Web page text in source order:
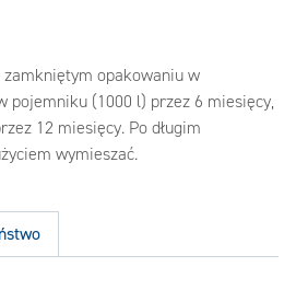
opakowaniu w
pojemniku (1000 l) przez 6 miesięcy,
12 miesięcy. Po długim
wymieszać.